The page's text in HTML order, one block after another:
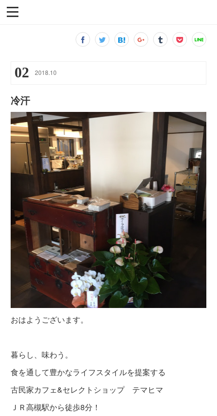
02 2018.10
冷汗
おはようございます。
暮らし、味わう。
食を通して豊かなライフスタイルを提案する
古民家カフェ&セレクトショップ テマヒマ
ＪＲ高槻駅から徒歩8分！